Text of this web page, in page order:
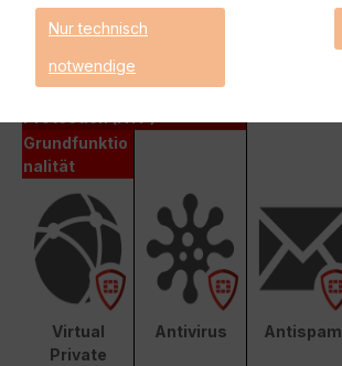
Unified Threat Protection (UTP)
Grundfunktio
nalität
Virtual
Private
Antivirus Antispam
Nur technisch
notwendige